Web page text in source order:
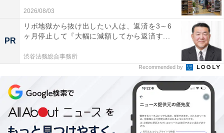
寒い冬の朝に嬉しいホットサンドの朝カフェ・セ
ット
定番人気のハムとチーズに合わせたのは、国産トマトの
うまみを凝縮したトマトソース。 温めた後にベビーリー
2026/08/03
PR
リボ地獄から抜け出したい人は、返済を3～6
ヶ月停止して『大幅に減額してから返済す...
渋谷法務総合事務所
Recommended by